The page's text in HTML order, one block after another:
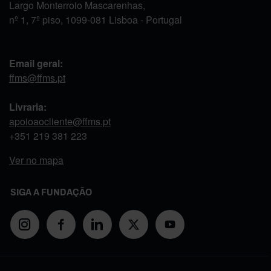
Largo Monterroio Mascarenhas,
nº 1, 7º piso, 1099-081 Lisboa - Portugal
Email geral:
ffms@ffms.pt
Livraria:
apoioaocliente@ffms.pt
+351 219 381 223
Ver no mapa
SIGA A FUNDAÇÃO